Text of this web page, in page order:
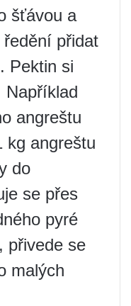
šťávou a
přidat
Pektin si
Například
angreštu
kg angreštu
do
se přes
pyré
přivede se
malých